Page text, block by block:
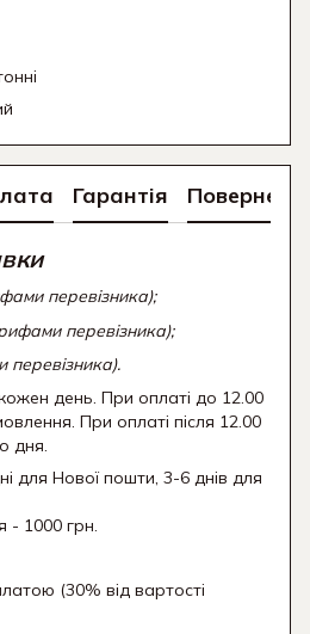
Гарантія
перевізника);
перевізника);
день. При оплаті до 12.00
При оплаті після 12.00
дня.
для Нової пошти, 3-6 днів для
- 1000 грн.
(30% від вартості